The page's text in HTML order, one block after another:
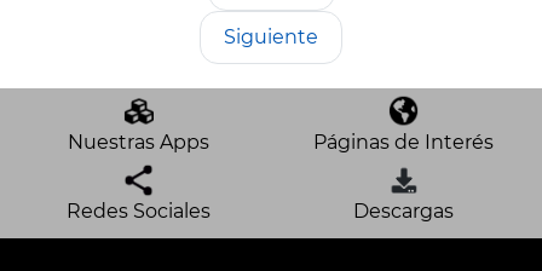
Siguiente
Nuestras Apps Páginas de Interés
Redes Sociales Descargas